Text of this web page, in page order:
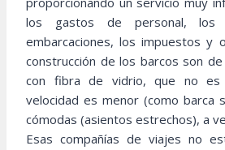
los gastos de personal, los
embarcaciones, los impuestos y
construcción de los barcos son
con fibra de vidrio, que no es
velocidad es menor (como barca
cómodas (asientos estrechos), a
Esas compañías de viajes no